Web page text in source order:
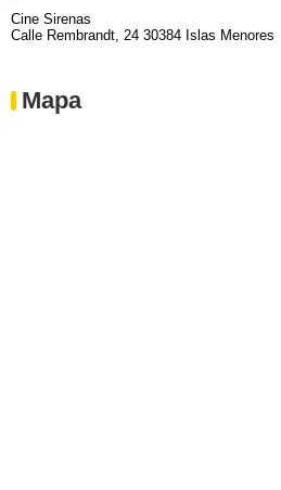
Cine Sirenas
Calle Rembrandt, 24 30384 Islas Menores
Mapa